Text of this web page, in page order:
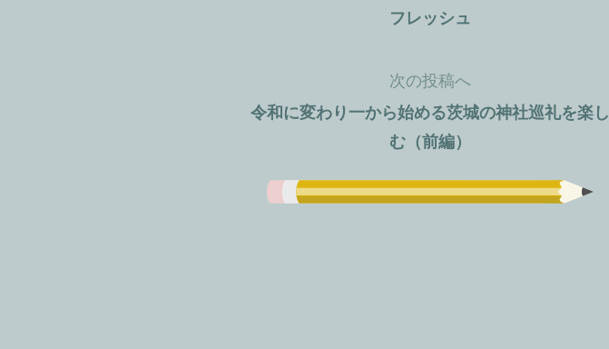
フレッシュ
次の投稿へ
令和に変わり一から始める茨城の神社巡礼を楽し
む（前編）